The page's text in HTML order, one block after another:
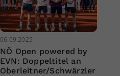
06.09.2025
NÖ Open powered by
EVN: Doppeltitel an
Oberleitner/Schwärzler